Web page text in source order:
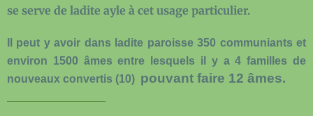
se serve de ladite ayle à cet usage particulier.
Il peut y avoir dans ladite paroisse 350 communiants et
environ 1500 âmes entre lesquels il y a 4 familles de
nouveaux convertis (10) pouvant faire 12 âmes.